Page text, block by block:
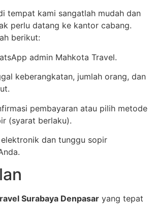
tempat kami sangatlah mudah dan
perlu datang ke kantor cabang.
berikut:
admin Mahkota Travel.
keberangkatan, jumlah orang, dan
pembayaran atau pilih metode
(syarat berlaku).
dan tunggu sopir
Surabaya Denpasar yang tepat